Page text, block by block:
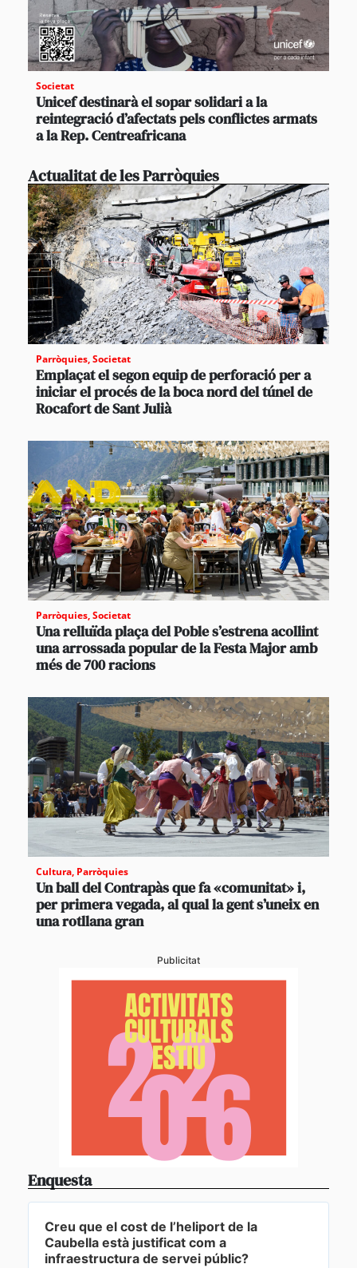
Societat
Unicef destinarà el sopar solidari a la
reintegració d’afectats pels conflictes armats
a la Rep. Centreafricana
Actualitat de les Parròquies
Parròquies,Societat
Emplaçat el segon equip de perforació per a
iniciar el procés de la boca nord del túnel de
Rocafort de Sant Julià
Parròquies,Societat
Una relluïda plaça del Poble s’estrena acollint
una arrossada popular de la Festa Major amb
més de 700 racions
Cultura, Parròquies
Un ball del Contrapàs que fa «comunitat» i,
per primera vegada, al qual la gent s’uneix en
una rotllana gran
Publicitat
Enquesta
Creu que el cost de l’heliport de la
Caubella està justificat com a
infraestructura de servei públic?